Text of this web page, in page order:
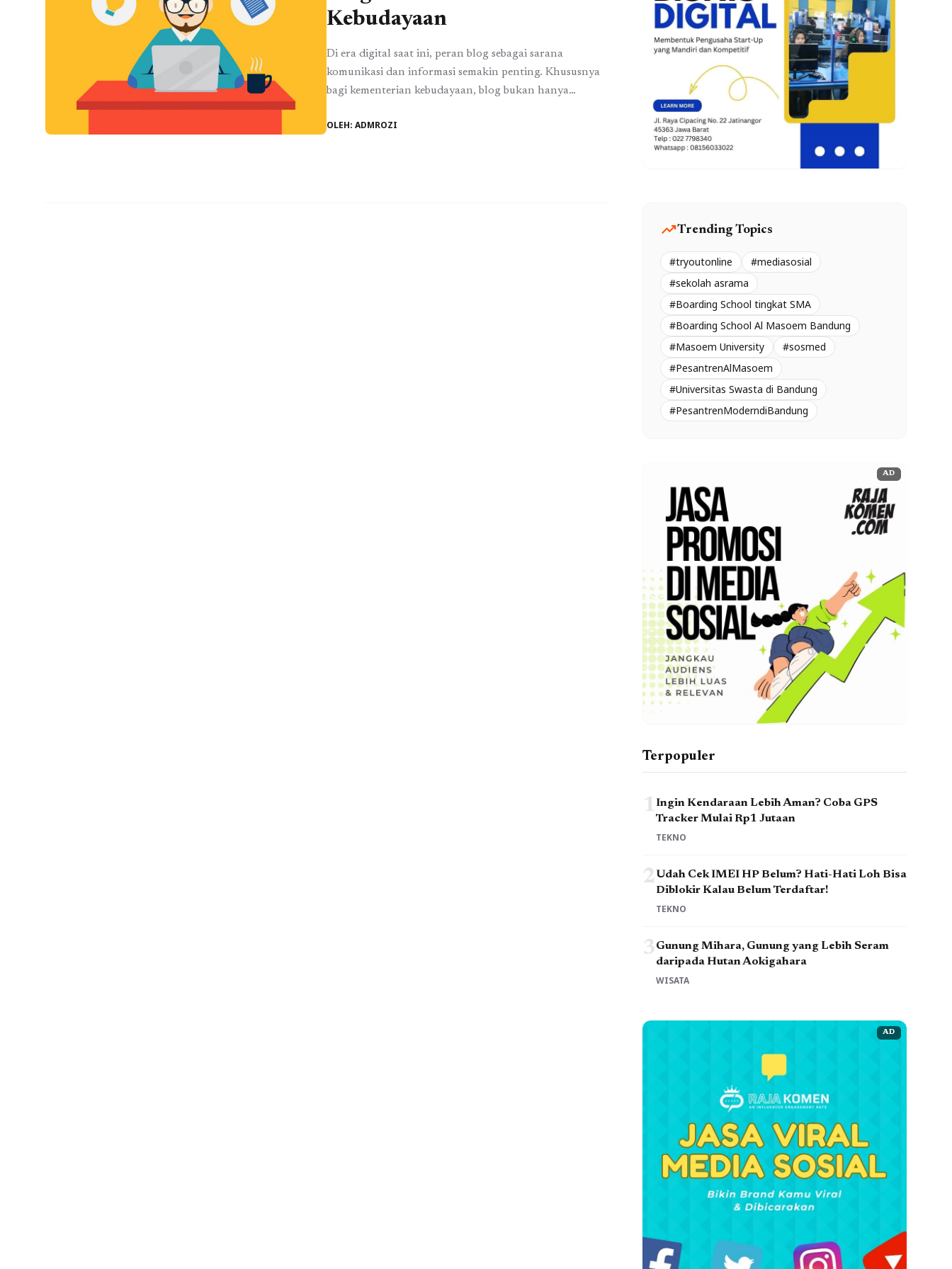
Kebudayaan
Di era digital saat ini, peran blog sebagai sarana
komunikasi dan informasi semakin penting. Khususnya
bagi kementerian kebudayaan, blog bukan hanya
berfungsi sebagai media untuk membangun komunitas
OLEH: ADMROZI
trending_upTrending Topics
#tryoutonline
#mediasosial
#sekolah asrama
#Boarding School tingkat SMA
#Boarding School Al Masoem Bandung
#Masoem University
#sosmed
#PesantrenAlMasoem
#Universitas Swasta di Bandung
#PesantrenModerndiBandung
AD
Terpopuler
1Ingin Kendaraan Lebih Aman? Coba GPS
Tracker Mulai Rp1 Jutaan
TEKNO
2Udah Cek IMEI HP Belum? Hati-Hati Loh Bisa
Diblokir Kalau Belum Terdaftar!
TEKNO
3Gunung Mihara, Gunung yang Lebih Seram
daripada Hutan Aokigahara
WISATA
AD